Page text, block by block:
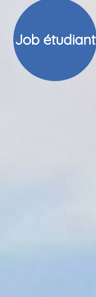
Job étudiant